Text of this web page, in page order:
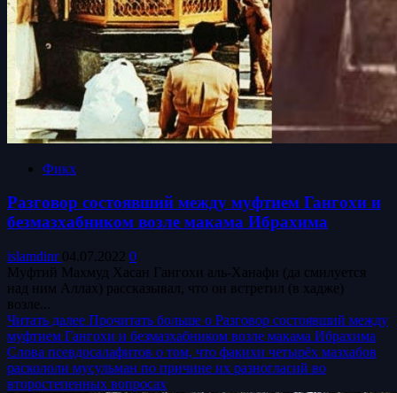
Фикх
Разговор состоявший между муфтием Гангохи и
безмазхабником возле макама Ибрахима
islamdinr 04.07.2022 0
Муфтий Махмуд Хасан Гангохи аль-Ханафи (да смилуется
над ним Аллах) рассказывал, что он встретил (в хадже)
возле...
Читать далее Прочитать больше о Разговор состоявший между
муфтием Гангохи и безмазхабником возле макама Ибрахима
Слова псевдосалафитов о том, что факихи четырёх мазхабов
раскололи мусульман по причине их разногласий во
второстепенных вопросах